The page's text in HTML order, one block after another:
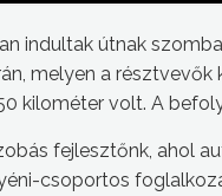
indultak útnak
melyen a
kilométer volt. A
fejlesztőnk, ahol
csoportos